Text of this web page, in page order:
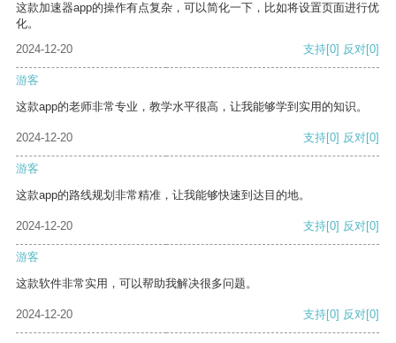
这款加速器app的操作有点复杂，可以简化一下，比如将设置页面进行优
化。
2024-12-20
支持[0] 反对[0]
游客
这款app的老师非常专业，教学水平很高，让我能够学到实用的知识。
2024-12-20 支持[0] 反对[0]
游客
这款app的路线规划非常精准，让我能够快速到达目的地。
2024-12-20 支持[0] 反对[0]
游客
这款软件非常实用，可以帮助我解决很多问题。
2024-12-20 支持[0] 反对[0]